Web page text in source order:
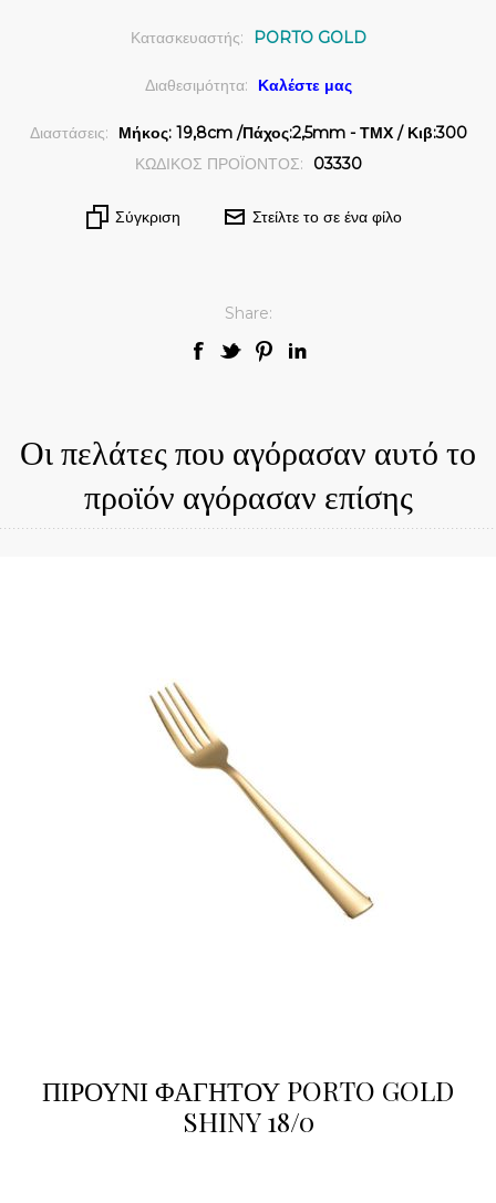
Κατασκευαστής: PORTO GOLD
Διαθεσιμότητα: Καλέστε μας
Διαστάσεις:
Μήκος: 19,8cm /Πάχος:2,5mm - ΤΜΧ / Κιβ:300
ΚΩΔΙΚΟΣ ΠΡΟΪΟΝΤΟΣ:
03330
Σύγκριση Στείλτε το σε ένα φίλο
Share:
Οι πελάτες που αγόρασαν αυτό το
προϊόν αγόρασαν επίσης
ΠΙΡΟΥΝΙ ΦΑΓΗΤΟΥ PORTO GOLD
SHINY 18/0